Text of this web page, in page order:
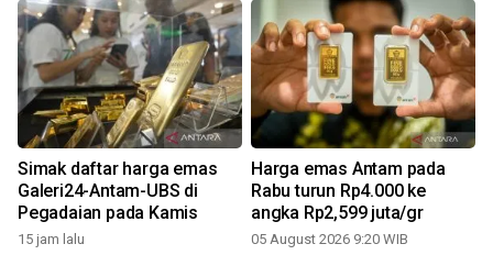
Simak daftar harga emas
Galeri24-Antam-UBS di
Pegadaian pada Kamis
15 jam lalu
Harga emas Antam pada
Rabu turun Rp4.000 ke
angka Rp2,599 juta/gr
05 August 2026 9:20 WIB